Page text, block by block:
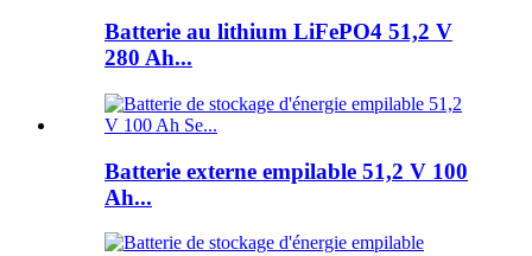
Batterie au lithium LiFePO4 51,2 V
280 Ah...
Batterie externe empilable 51,2 V 100
Ah...